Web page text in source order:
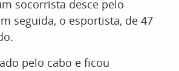
socorrista desce pelo
seguida, o esportista, de 47
pelo cabo e ficou